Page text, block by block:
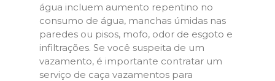
água incluem aumento repentino no
consumo de água, manchas úmidas nas
paredes ou pisos, mofo, odor de esgoto e
infiltrações. Se você suspeita de um
vazamento, é importante contratar um
serviço de caça vazamentos para